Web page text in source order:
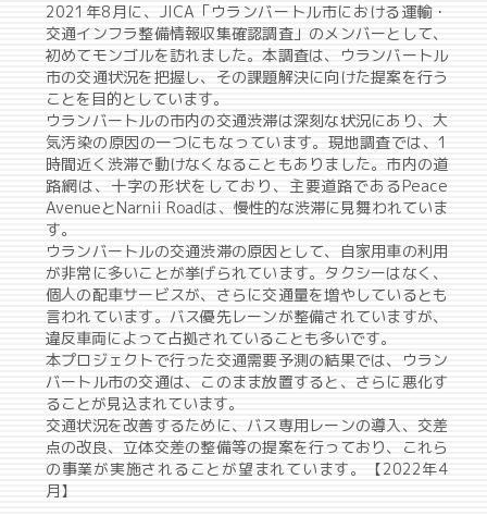
2021年8月に、JICA「ウランバートル市における運輸・
交通インフラ整備情報収集確認調査」のメンバーとして、
初めてモンゴルを訪れました。本調査は、ウランバートル
市の交通状況を把握し、その課題解決に向けた提案を行う
ことを目的としています。
ウランバートルの市内の交通渋滞は深刻な状況にあり、大
気汚染の原因の一つにもなっています。現地調査では、1
時間近く渋滞で動けなくなることもありました。市内の道
路網は、十字の形状をしており、主要道路であるPeace
AvenueとNarnii Roadは、慢性的な渋滞に見舞われていま
す。
ウランバートルの交通渋滞の原因として、自家用車の利用
が非常に多いことが挙げられています。タクシーはなく、
個人の配車サービスが、さらに交通量を増やしているとも
言われています。バス優先レーンが整備されていますが、
違反車両によって占拠されていることも多いです。
本プロジェクトで行った交通需要予測の結果では、ウラン
バートル市の交通は、このまま放置すると、さらに悪化す
ることが見込まれています。
交通状況を改善するために、バス専用レーンの導入、交差
点の改良、立体交差の整備等の提案を行っており、これら
の事業が実施されることが望まれています。【2022年4
月】